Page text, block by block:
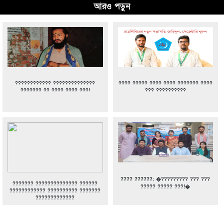
আরও পড়ুন
???????????? ??????????????
??????? ?? ???? ???? ???!
???? ????? ???? ???? ??????? ????
??? ??????????
??????? ?????????????? ??????
???????????? ?????????? ???????
?????????????
???? ??????: �????????? ??? ???
????? ????? ???!�